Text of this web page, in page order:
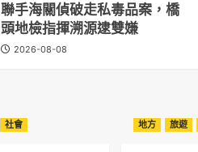
聯手海關偵破走私毒品案，橋
頭地檢指揮溯源逮雙嫌
2026-08-08
社會 地方 旅遊